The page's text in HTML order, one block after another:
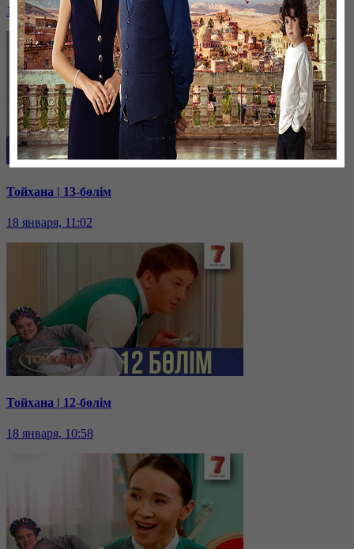
18 января, 11:05
Тойхана | 13-бөлім
18 января, 11:02
Тойхана | 12-бөлім
18 января, 10:58